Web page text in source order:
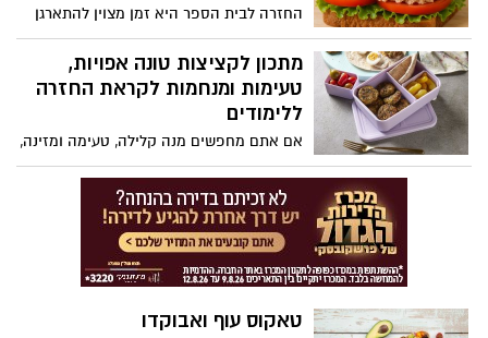
החזרה לבית הספר היא זמן מצוין להתארגן
על ארוחות קלות, בריאות וטעימות. אחד
הדברים הכי חשובים הוא שיהיה לילדים כריך
משביע שהם גם יאהבו וגם ייתן להם אנרגיה
להמשך היום. כריכים פשוטים להכנה, כמו
חביתה טרייה, יכולים להיות פתרון מצוין גם
מהירים להכנה בבוקר וגם מזינים
מתכון לקציצות טונה אפויות,
טעימות ומנחמות לקראת החזרה
ללימודים
אם אתם מחפשים מנה קלילה, טעימה ומזינה,
שאפשר לארוז בקופסאת אוכל השפית תמרה
אהרוני בתכנית תמרה וחברים שמשודרת
בקשת 12 ובערוץ foody מעניקה מתכון קל
להכנה, טעים במיוחד, להכנת קציצות טונה
אפויות בתנור, עם הרבה טעם ובלי טיגון!
טאקוס עוף ואבוקדו